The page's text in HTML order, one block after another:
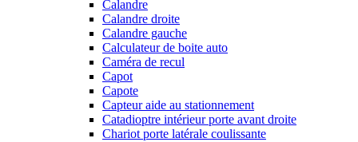
Calandre
Calandre droite
Calandre gauche
Calculateur de boite auto
Caméra de recul
Capot
Capote
Capteur aide au stationnement
Catadioptre intérieur porte avant droite
Chariot porte latérale coulissante